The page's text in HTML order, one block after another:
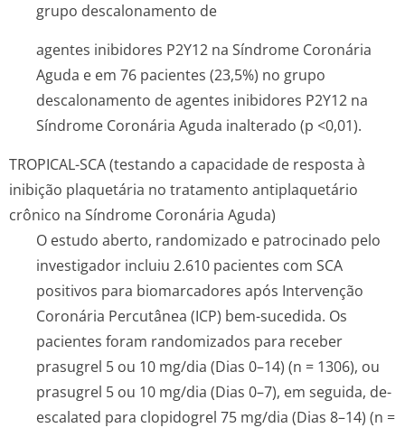
grupo descalonamento de
agentes inibidores P2Y12 na Síndrome Coronária
Aguda e em 76 pacientes (23,5%) no grupo
descalonamento de agentes inibidores P2Y12 na
Síndrome Coronária Aguda inalterado (p <0,01).
TROPICAL-SCA (testando a capacidade de resposta à
inibição plaquetária no tratamento antiplaquetário
crônico na Síndrome Coronária Aguda)
O estudo aberto, randomizado e patrocinado pelo
investigador incluiu 2.610 pacientes com SCA
positivos para biomarcadores após Intervenção
Coronária Percutânea (ICP) bem-sucedida. Os
pacientes foram randomizados para receber
prasugrel 5 ou 10 mg/dia (Dias 0–14) (n = 1306), ou
prasugrel 5 ou 10 mg/dia (Dias 0–7), em seguida, de-
escalated para clopidogrel 75 mg/dia (Dias 8–14) (n =